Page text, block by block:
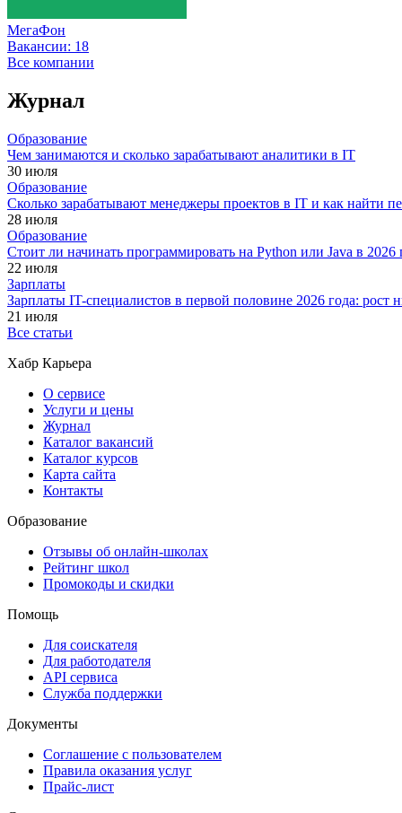
МегаФон
Вакансии: 18
Все компании
Журнал
Образование
Чем занимаются и сколько зарабатывают аналитики в IT
30 июля
Образование
Сколько зарабатывают менеджеры проектов в IT и как найти
28 июля
Образование
Стоит ли начинать программировать на Python или Java в
22 июля
Зарплаты
Зарплаты IT-специалистов в первой половине 2026 года: рост
21 июля
Все статьи
Хабр Карьера
О сервисе
Услуги и цены
Журнал
Каталог вакансий
Каталог курсов
Карта сайта
Контакты
Образование
Отзывы об онлайн-школах
Рейтинг школ
Промокоды и скидки
Помощь
Для соискателя
Для работодателя
API сервиса
Служба поддержки
Документы
Соглашение с пользователем
Правила оказания услуг
Прайс-лист